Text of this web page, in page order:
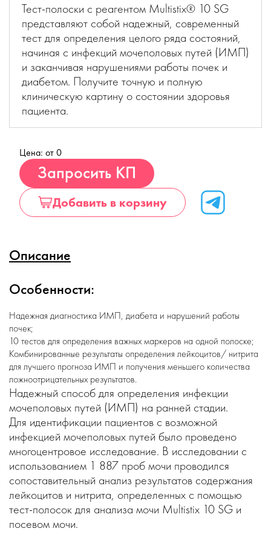
Тест-полоски с реагентом Multistix® 10 SG
представляют собой надежный, современный
тест для определения целого ряда состояний,
начиная с инфекций мочеполовых путей (ИМП)
и заканчивая нарушениями работы почек и
диабетом. Получите точную и полную
клиническую картину о состоянии здоровья
пациента.
Цена: от 0
Запросить КП
Добавить в корзину
Описание
Особенности:
Надежная диагностика ИМП, диабета и нарушений работы
почек;
10 тестов для определения важных маркеров на одной полоске;
Комбинированные результаты определения лейкоцитов/ нитрита
для лучшего прогноза ИМП и получения меньшего количества
ложноотрицательных результатов.
Надежный способ для определения инфекции
мочеполовых путей (ИМП) на ранней стадии.
Для идентификации пациентов с возможной
инфекцией мочеполовых путей было проведено
многоцентровое исследование. В исследовании с
использованием 1 887 проб мочи проводился
сопоставительный анализ результатов содержания
лейкоцитов и нитрита, определенных с помощью
тест-полосок для анализа мочи Multistix 10 SG и
посевом мочи.